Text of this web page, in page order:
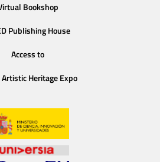
Bookshop
Publishing House
Access to
Artistic Heritage Expo